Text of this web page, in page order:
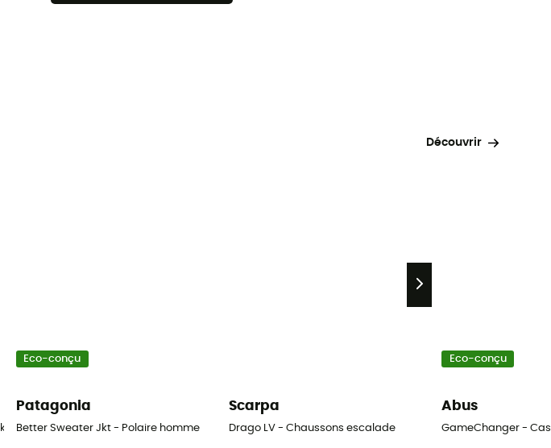
Découvrir
Eco-conçu
Patagonia
Better Sweater Jkt - Polaire homme
Scarpa
Drago LV - Chaussons escalade
Eco-conçu
Abus
GameChanger -